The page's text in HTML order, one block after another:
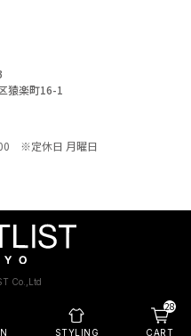
猿楽町16-1
※定休日 月曜日
Co.,Ltd
STYLING
28
CART